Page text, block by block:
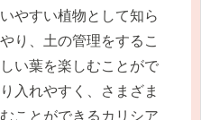
やすい植物として知ら
り、土の管理をするこ
い葉を楽しむことがで
入れやすく、さまざま
ことができるカリシア